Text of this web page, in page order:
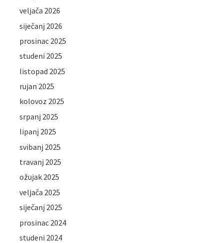
veljača 2026
siječanj 2026
prosinac 2025
studeni 2025
listopad 2025
rujan 2025
kolovoz 2025
srpanj 2025
lipanj 2025
svibanj 2025
travanj 2025
ožujak 2025
veljača 2025
siječanj 2025
prosinac 2024
studeni 2024